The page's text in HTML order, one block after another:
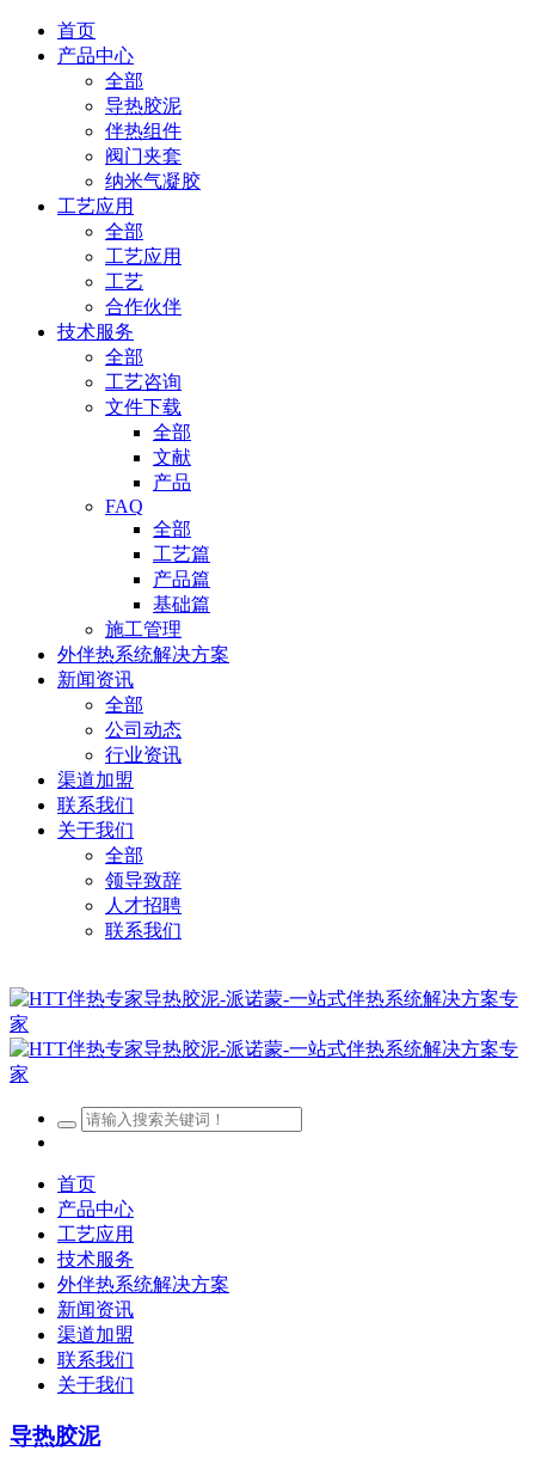
首页
产品中心
全部
导热胶泥
伴热组件
阀门夹套
纳米气凝胶
工艺应用
全部
工艺应用
工艺
合作伙伴
技术服务
全部
工艺咨询
文件下载
全部
文献
产品
FAQ
全部
工艺篇
产品篇
基础篇
施工管理
外伴热系统解决方案
新闻资讯
全部
公司动态
行业资讯
渠道加盟
联系我们
关于我们
全部
领导致辞
人才招聘
联系我们
首页
产品中心
工艺应用
技术服务
外伴热系统解决方案
新闻资讯
渠道加盟
联系我们
关于我们
导热胶泥